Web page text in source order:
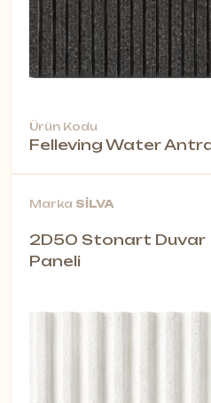
Ürün Kodu
Felleving Water
Marka SİLVA
2D50 Stonart Duvar
Paneli